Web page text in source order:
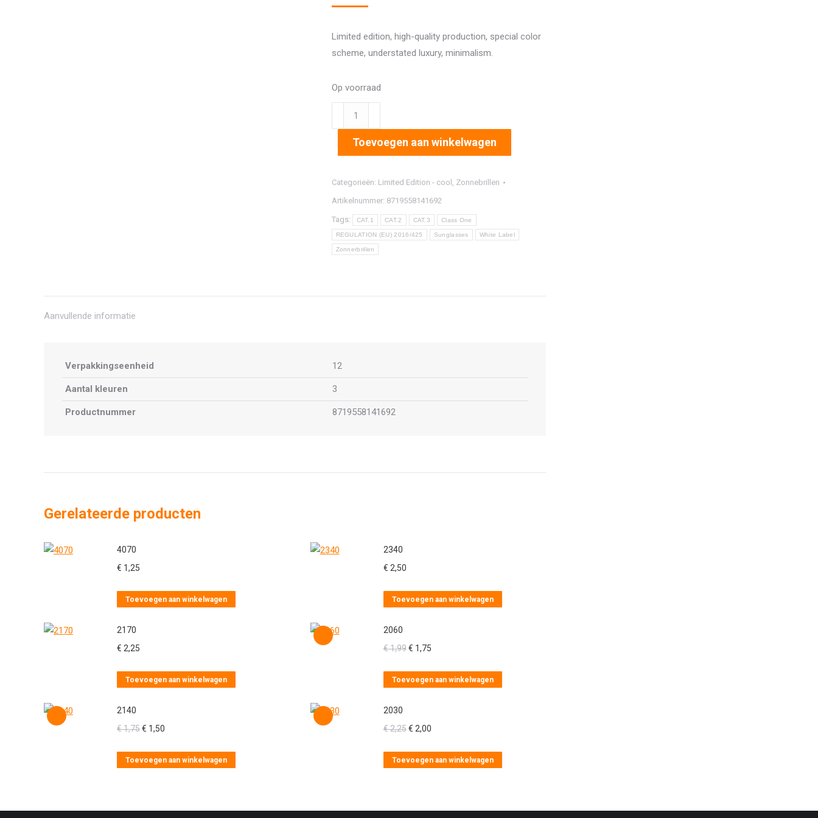
Limited edition, high-quality production, special color
scheme, understated luxury, minimalism.
Op voorraad
aantal
Toevoegen aan winkelwagen
Categorieën: Limited Edition - cool , Zonnebrillen
Artikelnummer: 8719558141692
Tags: CAT.1 CAT.2 CAT.3 Class One
REGULATION (EU) 2016/425 Sunglasses White Label
Zonnerbrillen
Aanvullende informatie
Verpakkingseenheid 12
Aantal kleuren 3
Productnummer 8719558141692
Gerelateerde producten
4070
€ 1,25
Toevoegen aan winkelwagen
2340
€ 2,50
Toevoegen aan winkelwagen
2170
€ 2,25
Toevoegen aan winkelwagen
2060
€1,99 Oorspronkelijke
was:
€ 1,75Huidige
is:
Toevoegen aan winkelwagen
2140
€1,75Oorspronkelijke
was:
€ 1,50
is:
Toevoegen aan winkelwagen
2030
€2,25 Oorspronkelijke
was:
€ 2,00Huidige
is:
Toevoegen aan winkelwagen